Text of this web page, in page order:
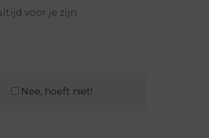
voor je zijn.
Nee, hoeft niet!